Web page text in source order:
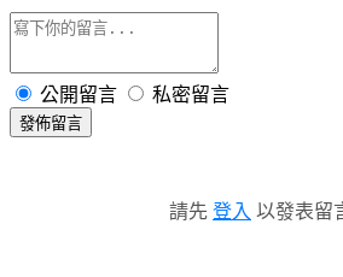
公開留言 私密留言
發佈留言
請先 登入 以發表留